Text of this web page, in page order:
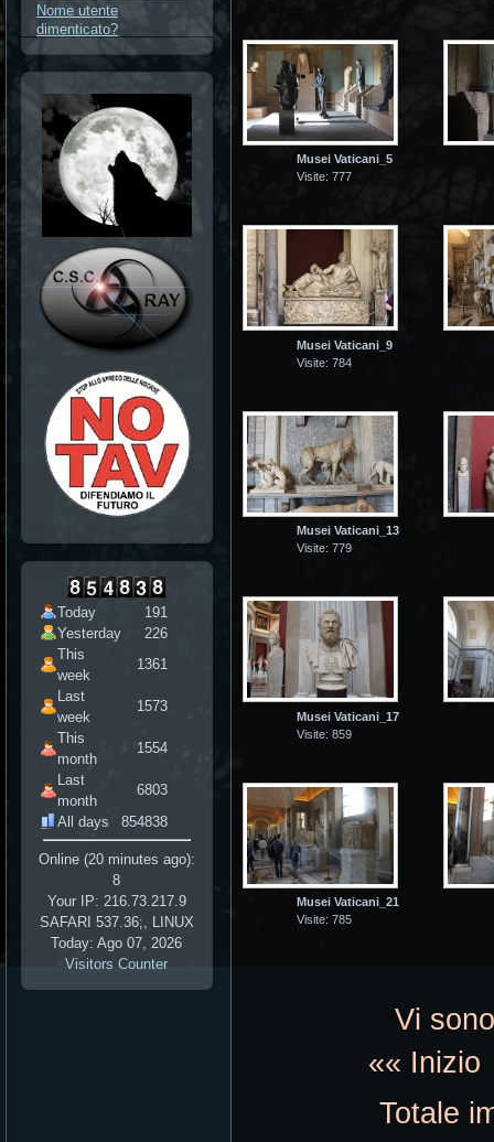
Nome utente
dimenticato?
Today
191
Yesterday
226
This
week
1361
Last
week
1573
This
month
1554
Last
month
6803
All days
854838
Online (20 minutes ago):
8
Your IP: 216.73.217.9
SAFARI 537.36;, LINUX
Today: Ago 07, 2026
Visitors Counter
Musei Vaticani_5
Visite: 777
Musei Vaticani_9
Visite: 784
Musei Vaticani_13
Visite: 779
Musei Vaticani_17
Visite: 859
Musei Vaticani_21
Visite: 785
Vi
««
Totale